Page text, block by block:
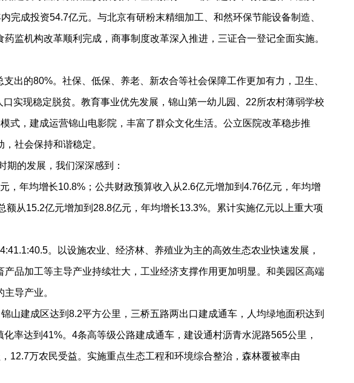
成投资54.7亿元。与北京有研粉末精细加工、和然环保节能设备制造、
监机构改革顺利完成，商事制度改革深入推进，三证合一登记全面实施。
的80%。社保、低保、养老、新农合等社会保障工作更加有力，卫生、
实现稳定脱贫。教育事业优先发展，锦山第一幼儿园、22所农村薄弱学校
式，建成运营锦山电影院，丰富了群众文化生活。公立医院改革稳步推
社会保持和谐稳定。
期的发展，我们深深感到：
年均增长10.8%；公共财政预算收入从2.6亿元增加到4.76亿元，年均增
从15.2亿元增加到28.8亿元，年均增长13.3%。累计实施亿元以上重大项
。以设施农业、经济林、养殖业为主的高效生态农业快速发展，
品加工等主导产业持续壮大，工业经济支撑作用更加明显。和美园区高端
导产业。
建成区达到8.2平方公里，三桥五路两出口建成通车，人均绿地面积达到
率达到41%。4条高等级公路建成通车，建设通村沥青水泥路565公里，
12.7万农民受益。实施重点生态工程和环境综合整治，森林覆被率由